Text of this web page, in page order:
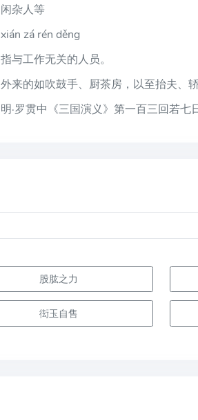
闲杂人等
xián zá rén děng
指与工作无关的人员。
外来的如吹鼓手、厨茶房，以至抬夫、
明·罗贯中《三国演义》第一百三回若
股肱之力
衒玉自售